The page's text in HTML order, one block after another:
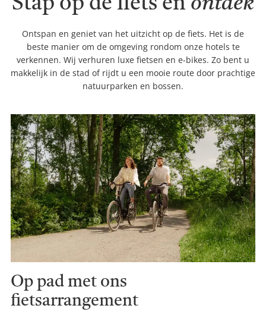
Ontspan en geniet van het uitzicht op de fiets. Het is de
beste manier om de omgeving rondom onze hotels te
verkennen. Wij verhuren luxe fietsen en e-bikes. Zo bent u
makkelijk in de stad of rijdt u een mooie route door prachtige
natuurparken en bossen.
Op pad met ons
fietsarrangement